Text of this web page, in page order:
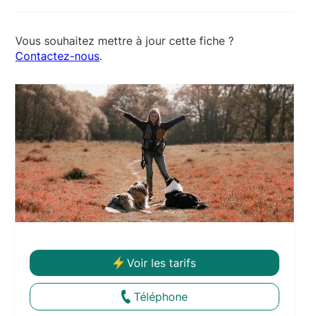
Vous souhaitez mettre à jour cette fiche ?
Contactez-nous.
Voir les tarifs
Téléphone